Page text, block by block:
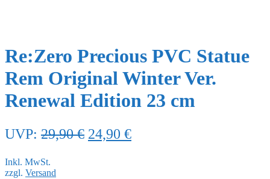
Re:Zero Precious PVC Statue
Rem Original Winter Ver.
Renewal Edition 23 cm
UVP: 29,90€ Ursprünglicher
24,90 €Aktueller
Inkl. MwSt.
zzgl. Versand